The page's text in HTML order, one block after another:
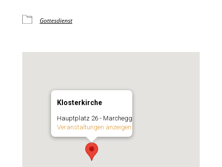
Gottesdienst
Klosterkirche
Hauptplatz 26 - Marchegg
Veranstaltungen anzeigen